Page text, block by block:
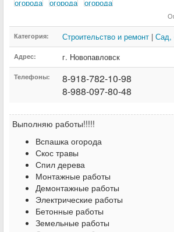
Категория: Строительство и ремонт | Сад,
Адрес: г. Новопавловск
Телефоны:
8-918-782-10-98
8-988-097-80-48
Выполняю работы!!!!!
Вспашка огорода
Скос травы
Спил дерева
Монтажные работы
Демонтажные работы
Электрические работы
Бетонные работы
Земельные работы